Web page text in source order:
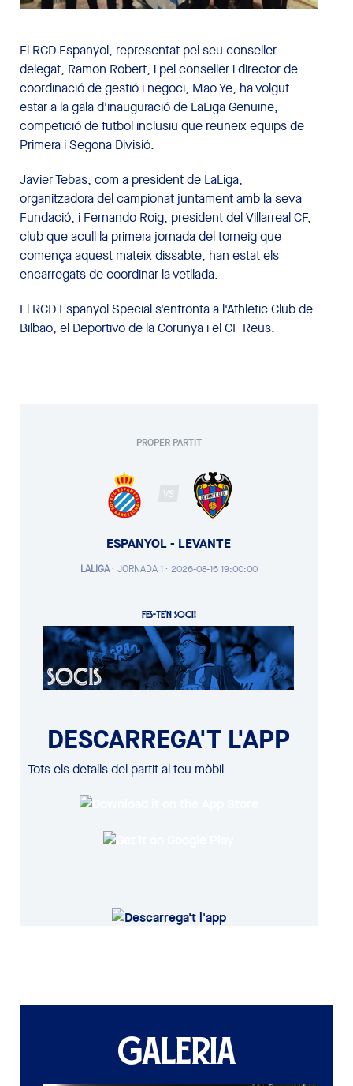
El RCD Espanyol, representat pel seu conseller
delegat, Ramon Robert, i pel conseller i director de
coordinació de gestió i negoci, Mao Ye, ha volgut
estar a la gala d'inauguració de LaLiga Genuine,
competició de futbol inclusiu que reuneix equips de
Primera i Segona Divisió.
Javier Tebas, com a president de LaLiga,
organitzadora del campionat juntament amb la seva
Fundació, i Fernando Roig, president del Villarreal CF,
club que acull la primera jornada del torneig que
comença aquest mateix dissabte, han estat els
encarregats de coordinar la vetllada.
El RCD Espanyol Special s'enfronta a l'Athletic Club de
Bilbao, el Deportivo de la Corunya i el CF Reus.
PROPER PARTIT
VS
ESPANYOL - LEVANTE
LALIGA· JORNADA 1 · 2026-08-16 19:00:00
FES-TE'N SOCI!
DESCARREGA'T L'APP
Tots els detalls del partit al teu mòbil
GALERIA